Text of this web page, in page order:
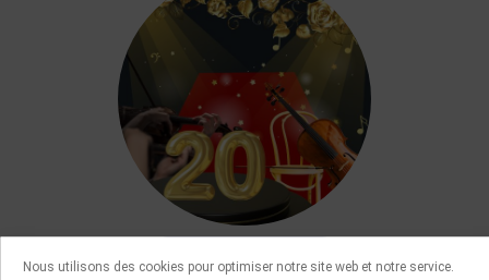
Nous utilisons des cookies pour optimiser notre site web et notre service.